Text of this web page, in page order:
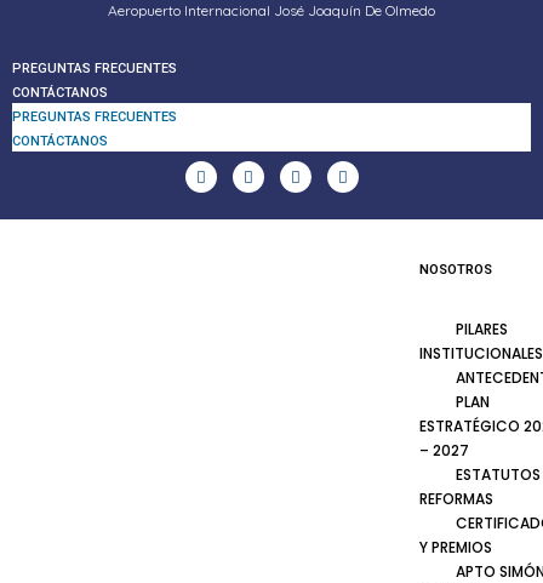
Aeropuerto Internacional José Joaquín De Olmedo
PREGUNTAS FRECUENTES
CONTÁCTANOS
PREGUNTAS FRECUENTES
CONTÁCTANOS
NOSOTROS
PILARES
INSTITUCIONALES
PLAN
ESTRATÉGICO
– 2027
ESTATUTOS
REFORMAS
Y PREMIOS
APTO